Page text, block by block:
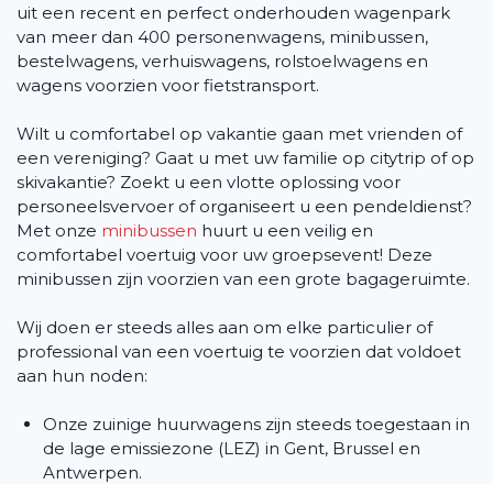
uit een recent en perfect onderhouden wagenpark
van meer dan 400 personenwagens, minibussen,
bestelwagens, verhuiswagens, rolstoelwagens en
wagens voorzien voor fietstransport.
Wilt u comfortabel op vakantie gaan met vrienden of
een vereniging? Gaat u met uw familie op citytrip of op
skivakantie? Zoekt u een vlotte oplossing voor
personeelsvervoer of organiseert u een pendeldienst?
Met onze minibussen huurt u een veilig en
comfortabel voertuig voor uw groepsevent! Deze
minibussen zijn voorzien van een grote bagageruimte.
Wij doen er steeds alles aan om elke particulier of
professional van een voertuig te voorzien dat voldoet
aan hun noden:
Onze zuinige huurwagens zijn steeds toegestaan in
de lage emissiezone (LEZ) in Gent, Brussel en
Antwerpen.